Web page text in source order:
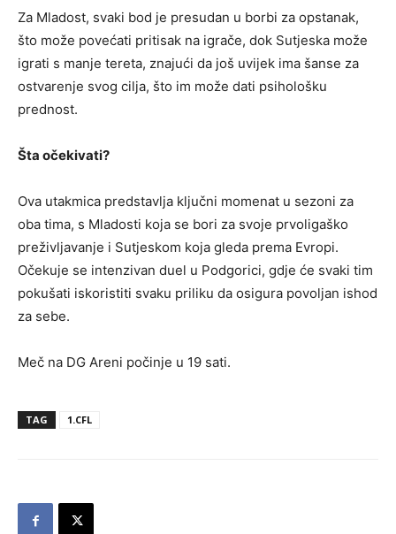
Za Mladost, svaki bod je presudan u borbi za opstanak,
što može povećati pritisak na igrače, dok Sutjeska može
igrati s manje tereta, znajući da još uvijek ima šanse za
ostvarenje svog cilja, što im može dati psihološku
prednost.
Šta očekivati?
Ova utakmica predstavlja ključni momenat u sezoni za
oba tima, s Mladosti koja se bori za svoje prvoligaško
preživljavanje i Sutjeskom koja gleda prema Evropi.
Očekuje se intenzivan duel u Podgorici, gdje će svaki tim
pokušati iskoristiti svaku priliku da osigura povoljan ishod
za sebe.
Meč na DG Areni počinje u 19 sati.
TAG 1.CFL